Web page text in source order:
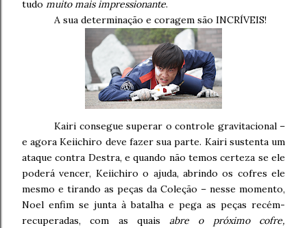
tudo muito mais impressionante.
A sua determinação e coragem são INCRÍVEIS!
Kairi consegue superar o controle gravitacional –
e agora Keiichiro deve fazer sua parte. Kairi sustenta um
ataque contra Destra, e quando não temos certeza se ele
poderá vencer, Keiichiro o ajuda, abrindo os cofres ele
mesmo e tirando as peças da Coleção – nesse momento,
Noel enfim se junta à batalha e pega as peças recém-
recuperadas, com as quaisabre o próximo cofre,